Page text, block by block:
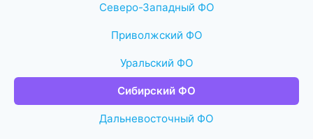
Северо-Западный ФО
Приволжский ФО
Уральский ФО
Сибирский ФО
Дальневосточный ФО